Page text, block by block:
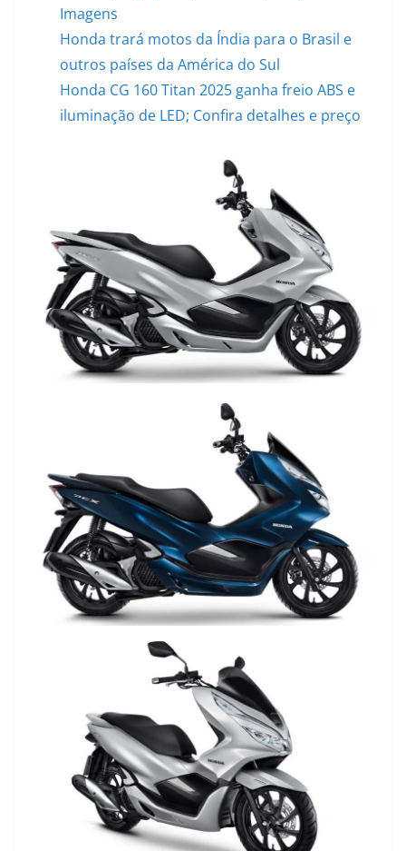
Imagens
Honda trará motos da Índia para o Brasil e
outros países da América do Sul
Honda CG 160 Titan 2025 ganha freio ABS e
iluminação de LED; Confira detalhes e preço